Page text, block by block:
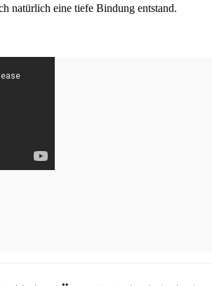
natürlich eine tiefe Bindung entstand.